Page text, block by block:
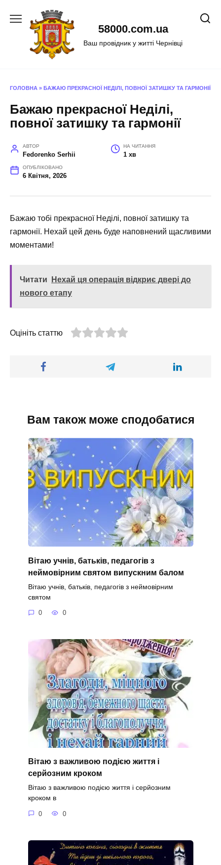
58000.com.ua
Ваш провідник у житті Чернівці
ГОЛОВНА » БАЖАЮ ПРЕКРАСНОЇ НЕДІЛІ, ПОВНОЇ ЗАТИШКУ ТА ГАРМОНІЇ
Бажаю прекрасної Неділі,
повної затишку та гармонії
АВТОР
Fedorenko Serhii
НА ЧИТАННЯ
1 хв
ОПУБЛІКОВАНО
6 Квітня, 2026
Бажаю тобі прекрасної Неділі, повної затишку та
гармонії. Нехай цей день буде наповнений щасливими
моментами!
Читати
Нехай ця операція відкриє двері до
нового етапу
Оцініть статтю
Вам також може сподобатися
Вітаю учнів, батьків, педагогів з
неймовірним святом випускним балом
Вітаю учнів, батьків, педагогів з неймовірним
святом
0 0
Вітаю з важливою подією життя і
серйозним кроком
Вітаю з важливою подією життя і серйозним
кроком в
0 0